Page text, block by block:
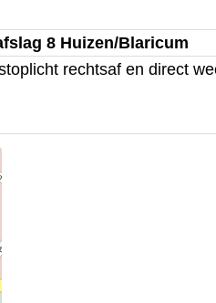
8 Huizen/Blaricum
rechtsaf en direct